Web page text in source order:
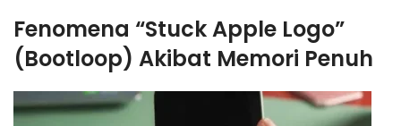
Fenomena “Stuck Apple Logo”
(Bootloop) Akibat Memori Penuh